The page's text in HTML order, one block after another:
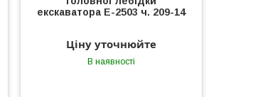
екскаватора Е-2503 ч. 209-14
Ціну уточнюйте
В наявності